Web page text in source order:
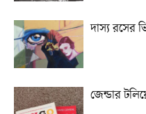
দাস্য রসের
জেন্ডার